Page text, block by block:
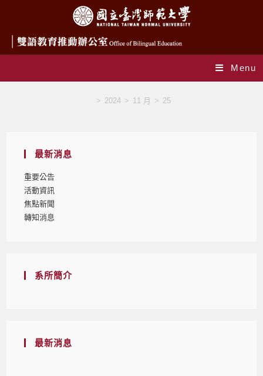
Menu
> 2024 > 11 月 > 25
最新消息
重要公告
活動資訊
焦點新聞
轉知消息
系所簡介
最新消息